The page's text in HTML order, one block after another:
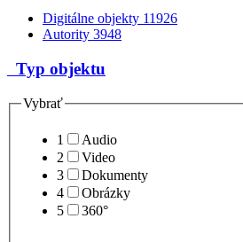
Digitálne objekty 11926
Autority 3948
Typ objektu
Vybrať
1
Audio
2
Video
3
Dokumenty
4
Obrázky
5
360°